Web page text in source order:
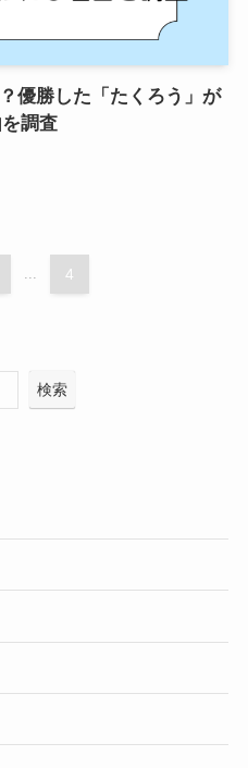
優勝した「たくろう」が
調査
... 4
検索